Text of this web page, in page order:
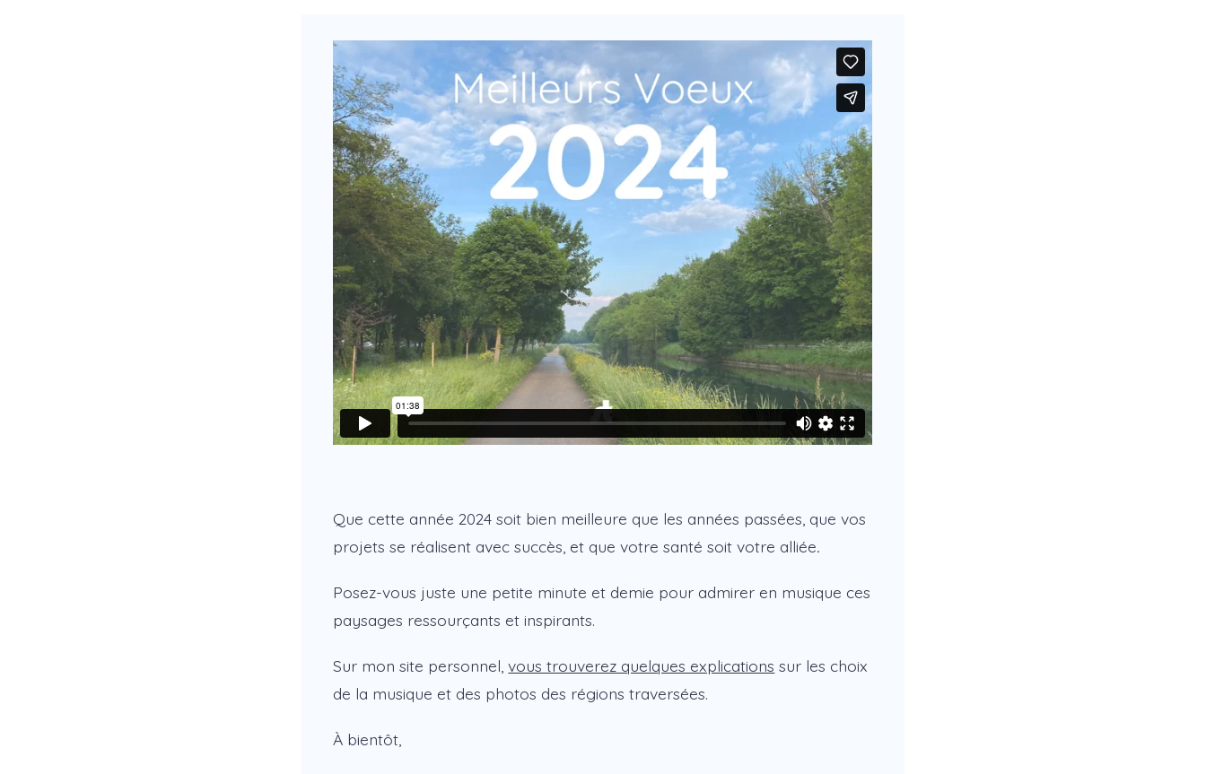
Que cette année 2024 soit bien meilleure que les années passées, que vos
projets se réalisent avec succès, et que votre santé soit votre alliée.
Posez-vous juste une petite minute et demie pour admirer en musique ces
paysages ressourçants et inspirants.
Sur mon site personnel,vous trouverez quelques explications sur les choix
de la musique et des photos des régions traversées.
À bientôt,